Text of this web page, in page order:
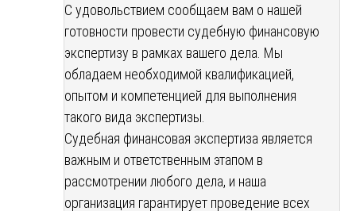
С удовольствием сообщаем вам о нашей
готовности провести судебную финансовую
экспертизу в рамках вашего дела. Мы
обладаем необходимой квалификацией,
опытом и компетенцией для выполнения
такого вида экспертизы.
Судебная финансовая экспертиза является
важным и ответственным этапом в
рассмотрении любого дела, и наша
организация гарантирует проведение всех